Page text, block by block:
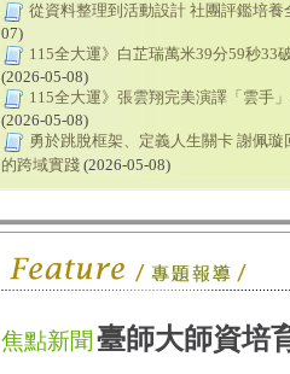
從資料整理到活動設計 社團評鑑培養
07)
115全大運》白芷瑞萬米39分59秒33
(2026-05-08)
115全大運》張雲翔完美演譯「雲手
(2026-05-08)
勇於跳脫框架、定義人生關卡 謝佩璇
的跨域實踐 (2026-05-08)
焦點新聞臺師大師資培